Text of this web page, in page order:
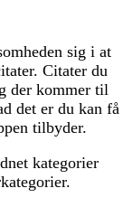
sig i at
Citater du
der kommer til
det er du kan få
tilbyder.
kategorier